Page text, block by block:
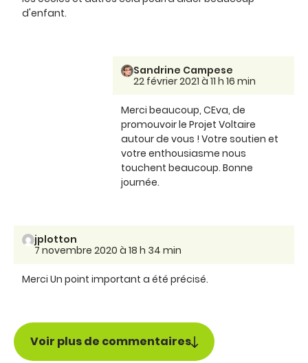
d'enfant.
Sandrine Campese
22 février 2021 à 11 h 16 min
Merci beaucoup, CEva, de
promouvoir le Projet Voltaire
autour de vous ! Votre soutien et
votre enthousiasme nous
touchent beaucoup. Bonne
journée.
jplotton
7 novembre 2020 à 18 h 34 min
Merci Un point important a été précisé.
Voir plus de commentaires